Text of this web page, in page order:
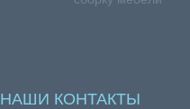
НАШИ КОНТАКТЫ